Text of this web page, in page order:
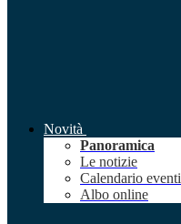
Novità
Panoramica
Le notizie
Calendario eventi
Albo online